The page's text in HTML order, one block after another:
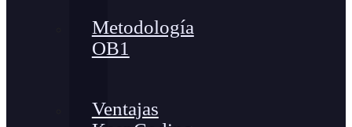
Metodología
OB1
Ventajas